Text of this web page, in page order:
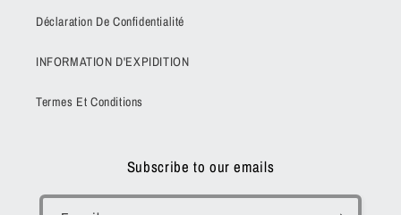
Déclaration De Confidentialité
INFORMATION D'EXPIDITION
Termes Et Conditions
Subscribe to our emails